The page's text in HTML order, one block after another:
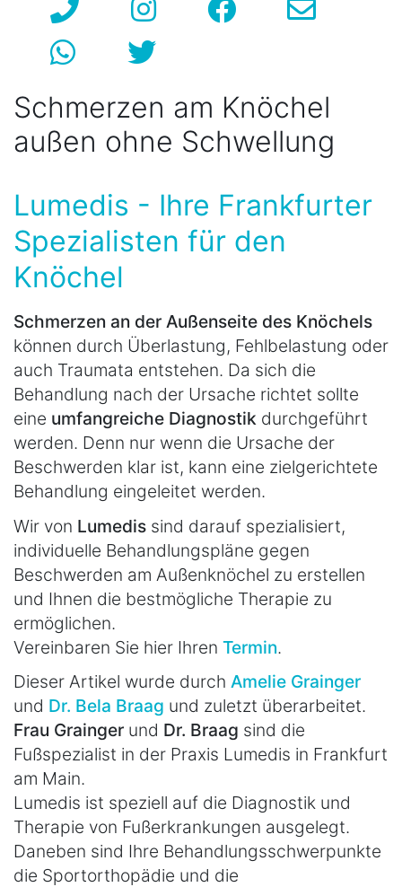
Schmerzen am Knöchel
außen ohne Schwellung
Lumedis - Ihre Frankfurter
Spezialisten für den
Knöchel
Schmerzen an der Außenseite des Knöchels
können durch Überlastung, Fehlbelastung oder
auch Traumata entstehen. Da sich die
Behandlung nach der Ursache richtet sollte
eine umfangreiche Diagnostik durchgeführt
werden. Denn nur wenn die Ursache der
Beschwerden klar ist, kann eine zielgerichtete
Behandlung eingeleitet werden.
Wir von Lumedis sind darauf spezialisiert,
individuelle Behandlungspläne gegen
Beschwerden am Außenknöchel zu erstellen
und Ihnen die bestmögliche Therapie zu
ermöglichen.
Vereinbaren Sie hier Ihren Termin.
Dieser Artikel wurde durch Amelie Grainger
und Dr. Bela Braag und zuletzt überarbeitet.
Frau Grainger und Dr. Braag sind die
Fußspezialist in der Praxis Lumedis in Frankfurt
am Main.
Lumedis ist speziell auf die Diagnostik und
Therapie von Fußerkrankungen ausgelegt.
Daneben sind Ihre Behandlungsschwerpunkte
die Sportorthopädie und die